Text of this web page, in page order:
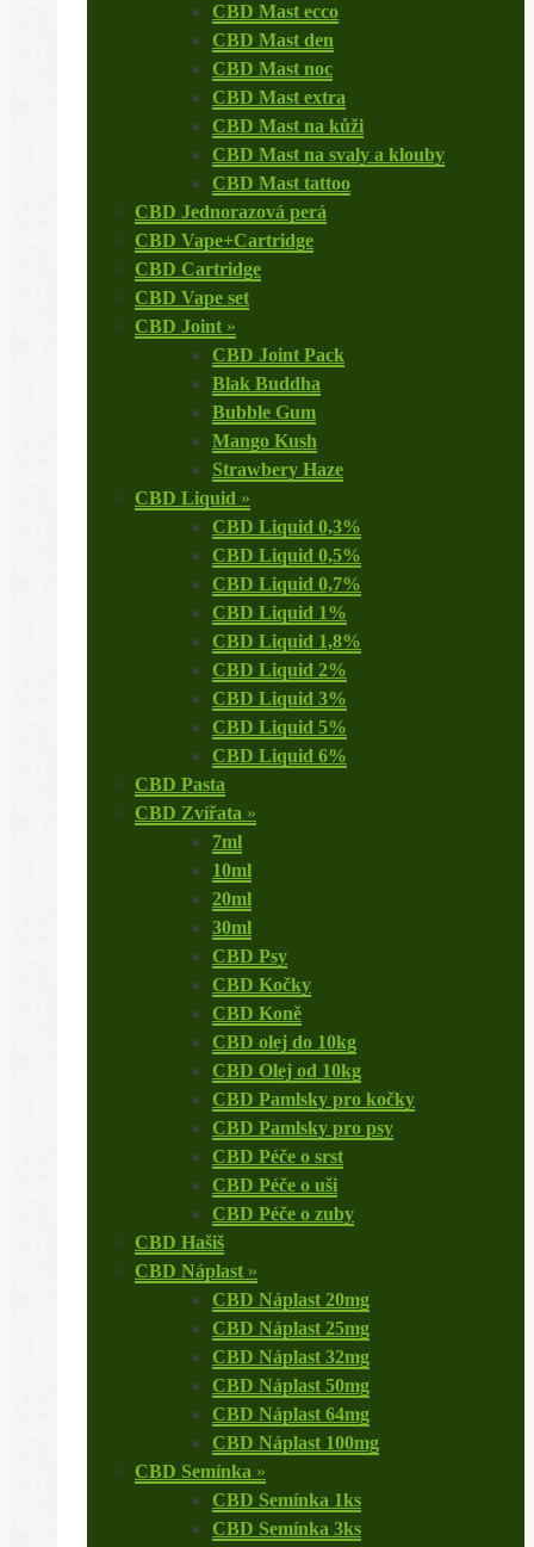
CBD Mast ecco
CBD Mast den
CBD Mast noc
CBD Mast extra
CBD Mast na kůži
CBD Mast na svaly a klouby
CBD Mast tattoo
CBD Jednorazová perá
CBD Vape+Cartridge
CBD Cartridge
CBD Vape set
CBD Joint »
CBD Joint Pack
Blak Buddha
Bubble Gum
Mango Kush
Strawbery Haze
CBD Liquid »
CBD Liquid 0,3%
CBD Liquid 0,5%
CBD Liquid 0,7%
CBD Liquid 1%
CBD Liquid 1,8%
CBD Liquid 2%
CBD Liquid 3%
CBD Liquid 5%
CBD Liquid 6%
CBD Pasta
CBD Zvířata »
7ml
10ml
20ml
30ml
CBD Psy
CBD Kočky
CBD Koně
CBD olej do 10kg
CBD Olej od 10kg
CBD Pamlsky pro kočky
CBD Pamlsky pro psy
CBD Péče o srst
CBD Péče o uši
CBD Péče o zuby
CBD Hašiš
CBD Náplast »
CBD Náplast 20mg
CBD Náplast 25mg
CBD Náplast 32mg
CBD Náplast 50mg
CBD Náplast 64mg
CBD Náplast 100mg
CBD Semínka »
CBD Semínka 1ks
CBD Semínka 3ks